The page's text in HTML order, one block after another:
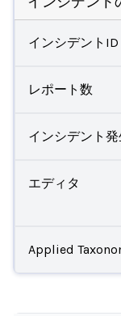
インシデントID
レポート数
インシデント発
エディタ
Applied